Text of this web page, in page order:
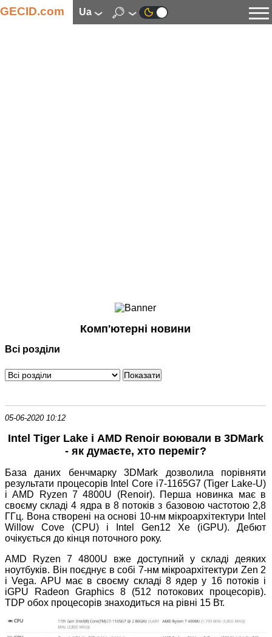
GECID.com ua
Смартфони
Периферія
Програмне забезпечення
Комп'ютерні новини
Всі розділи
05-06-2020 10:12
Intel Tiger Lake і AMD Renoir воювали в 3DMark
- як думаєте, хто переміг?
База даних бенчмарку 3DMark дозволила порівняти
результати процесорів Intel Core i7-1165G7 (Tiger Lake-U)
і AMD Ryzen 7 4800U (Renoir). Перша новинка має в
своєму складі 4 ядра в 8 потоків з базовою частотою 2,8
ГГц. Вона створені на основі 10-нм мікроархітектури Intel
Willow Cove (CPU) і Intel Gen12 Xe (iGPU). Дебют
очікується до кінця поточного року.
AMD Ryzen 7 4800U вже доступний у складі деяких
ноутбуків. Він поєднує в собі 7-нм мікроархітектури Zen 2
і Vega. APU має в своєму складі 8 ядер у 16 потоків і
iGPU Radeon Graphics 8 (512 потокових процесорів).
TDP обох процесорів знаходиться на рівні 15 Вт.